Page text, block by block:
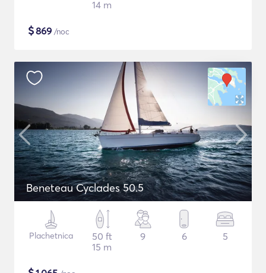
14 m
$869 /noc
Beneteau Cyclades 50.5
Plachetnica
50 ft
15 m
9 6 5